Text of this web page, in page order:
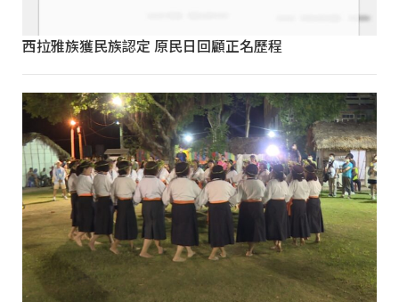
西拉雅族獲民族認定 原民日回顧正名歷程